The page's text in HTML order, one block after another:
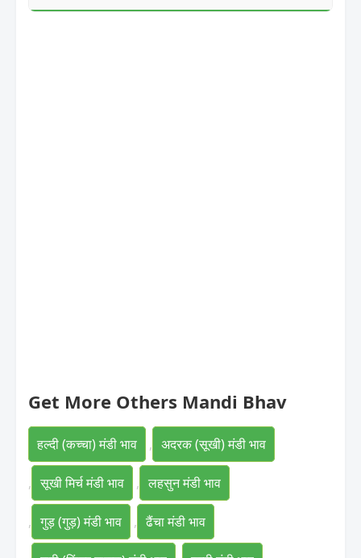
Get More Others Mandi Bhav
हल्दी (कच्चा) मंडी भाव , अदरक (सूखी) मंडी भाव
, सूखी मिर्च मंडी भाव , लहसुन मंडी भाव
, गुड़ (गुड़) मंडी भाव , ढैंचा मंडी भाव